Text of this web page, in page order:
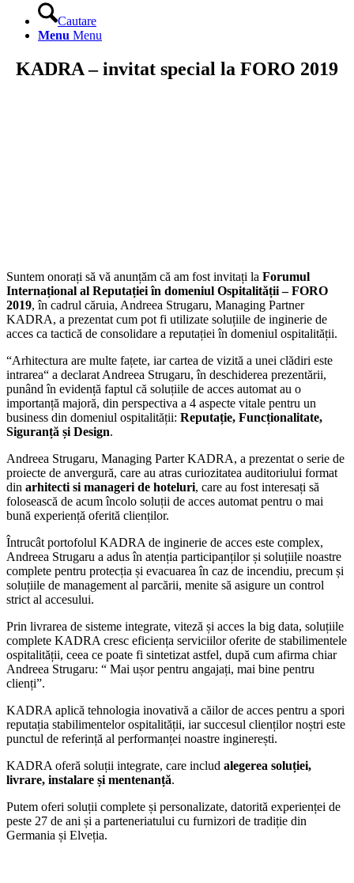
Cautare
Menu Menu
KADRA – invitat special la FORO 2019
Suntem onorați să vă anunțăm că am fost invitați la Forumul
Internațional al Reputației în domeniul Ospitalității – FORO
2019, în cadrul căruia, Andreea Strugaru, Managing Partner
KADRA, a prezentat cum pot fi utilizate soluțiile de inginerie de
acces ca tactică de consolidare a reputației în domeniul ospitalității.
“Arhitectura are multe fațete, iar cartea de vizită a unei clădiri este
intrarea“ a declarat Andreea Strugaru, în deschiderea prezentării,
punând în evidență faptul că soluțiile de acces automat au o
importanță majoră, din perspectiva a 4 aspecte vitale pentru un
business din domeniul ospitalității: Reputație, Funcționalitate,
Siguranță și Design.
Andreea Strugaru, Managing Parter KADRA, a prezentat o serie de
proiecte de anvergură, care au atras curiozitatea auditoriului format
din arhitecti si manageri de hoteluri, care au fost interesați să
folosească de acum încolo soluții de acces automat pentru o mai
bună experiență oferită clienților.
Întrucât portofolul KADRA de inginerie de acces este complex,
Andreea Strugaru a adus în atenția participanților și soluțiile noastre
complete pentru protecția și evacuarea în caz de incendiu, precum și
soluțiile de management al parcării, menite să asigure un control
strict al accesului.
Prin livrarea de sisteme integrate, viteză și acces la big data, soluțiile
complete KADRA cresc eficiența serviciilor oferite de stabilimentele
ospitalității, ceea ce poate fi sintetizat astfel, după cum afirma chiar
Andreea Strugaru: “ Mai ușor pentru angajați, mai bine pentru
clienți”.
KADRA aplică tehnologia inovativă a căilor de acces pentru a spori
reputația stabilimentelor ospitalității, iar succesul clienților noștri este
punctul de referință al performanței noastre inginerești.
KADRA oferă soluții integrate, care includ alegerea soluției,
livrare, instalare și mentenanță.
Putem oferi soluții complete și personalizate, datorită experienței de
peste 27 de ani și a parteneriatului cu furnizori de tradiție din
Germania și Elveția.